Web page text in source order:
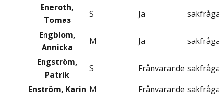
Eneroth,
Tomas
S Ja
Engblom,
Annicka
M Ja
Engström,
Patrik
S Frånvarande
Enström, Karin M Frånvarande